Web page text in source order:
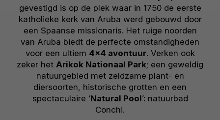
gevestigd is op de plek waar in 1750 de eerste
katholieke kerk van Aruba werd gebouwd door
een Spaanse missionaris. Het ruige noorden
van Aruba biedt de perfecte omstandigheden
voor een ultiem 4×4 avontuur. Verken ook
zeker het Arikok Nationaal Park; een geweldig
natuurgebied met zeldzame plant- en
diersoorten, historische grotten en een
spectaculaire ‘Natural Pool’: natuurbad
Conchi.